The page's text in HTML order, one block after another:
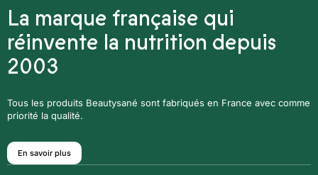
La marque française qui
réinvente la nutrition depuis
2003
Tous les produits Beautysané sont fabriqués en France avec comme
priorité la qualité.
En savoir plus